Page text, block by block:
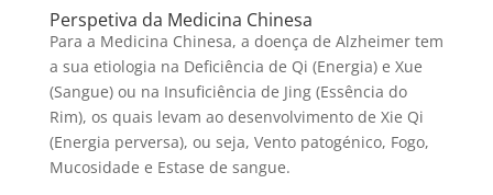
Perspetiva da Medicina Chinesa
Para a Medicina Chinesa, a doença de Alzheimer tem
a sua etiologia na Deficiência de Qi (Energia) e Xue
(Sangue) ou na Insuficiência de Jing (Essência do
Rim), os quais levam ao desenvolvimento de Xie Qi
(Energia perversa), ou seja, Vento patogénico, Fogo,
Mucosidade e Estase de sangue.